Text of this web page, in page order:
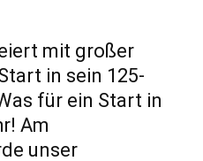
mit großer
in sein 125-
für ein Start in
Am
unser